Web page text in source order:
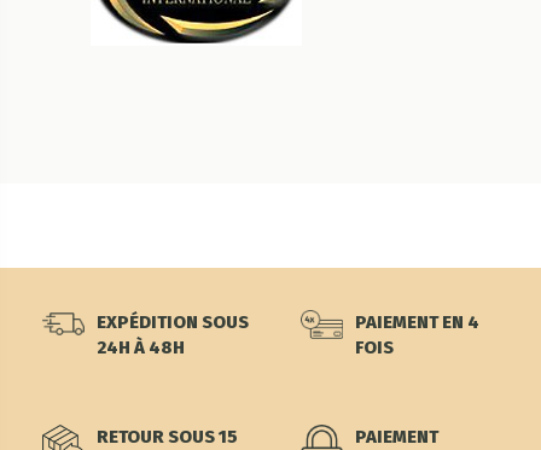
EXPÉDITION SOUS
24H À 48H
PAIEMENT EN 4
FOIS
RETOUR SOUS 15
PAIEMENT